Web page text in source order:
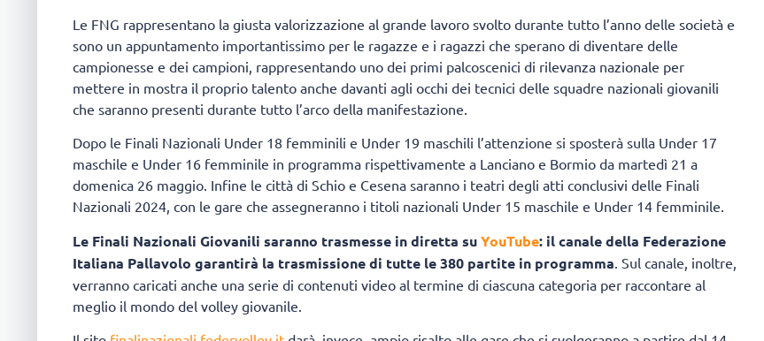
Le FNG rappresentano la giusta valorizzazione al grande lavoro svolto durante tutto l’anno delle società e
sono un appuntamento importantissimo per le ragazze e i ragazzi che sperano di diventare delle
campionesse e dei campioni, rappresentando uno dei primi palcoscenici di rilevanza nazionale per
mettere in mostra il proprio talento anche davanti agli occhi dei tecnici delle squadre nazionali giovanili
che saranno presenti durante tutto l’arco della manifestazione.
Dopo le Finali Nazionali Under 18 femminili e Under 19 maschili l’attenzione si sposterà sulla Under 17
maschile e Under 16 femminile in programma rispettivamente a Lanciano e Bormio da martedì 21 a
domenica 26 maggio. Infine le città di Schio e Cesena saranno i teatri degli atti conclusivi delle Finali
Nazionali 2024, con le gare che assegneranno i titoli nazionali Under 15 maschile e Under 14 femminile.
Le Finali Nazionali Giovanili saranno trasmesse in diretta suYouTube: il canale della Federazione
Italiana Pallavolo garantirà la trasmissione di tutte le 380 partite in programma . Sul canale, inoltre,
verranno caricati anche una serie di contenuti video al termine di ciascuna categoria per raccontare al
meglio il mondo del volley giovanile.